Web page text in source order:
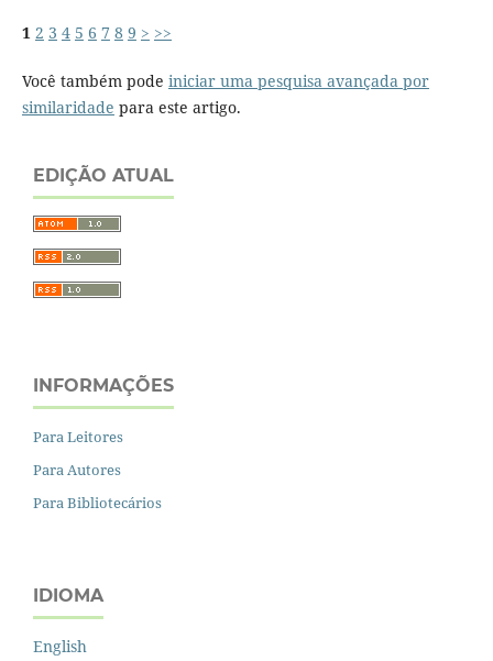
1 2 3 4 5 6 7 8 9 > >>
Você também pode iniciar uma pesquisa avançada por
similaridade para este artigo.
EDIÇÃO ATUAL
INFORMAÇÕES
Para Leitores
Para Autores
Para Bibliotecários
IDIOMA
English